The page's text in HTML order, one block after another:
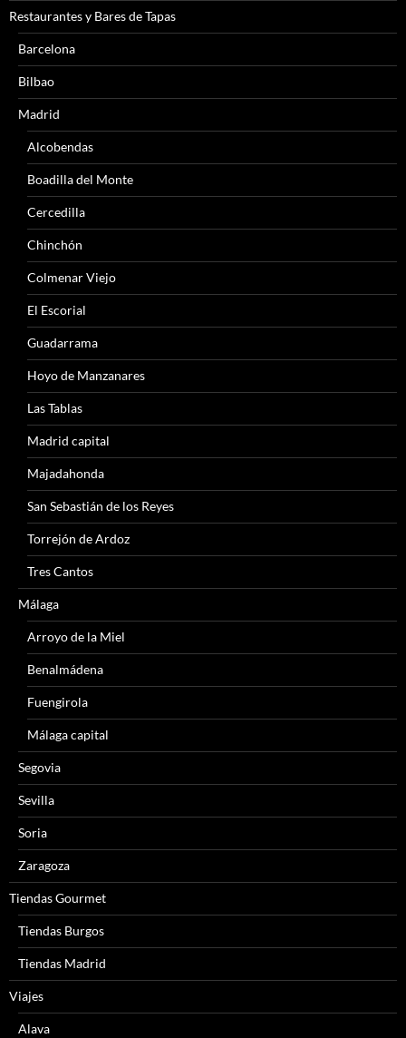
Restaurantes y Bares de Tapas
Barcelona
Bilbao
Madrid
Alcobendas
Boadilla del Monte
Cercedilla
Chinchón
Colmenar Viejo
El Escorial
Guadarrama
Hoyo de Manzanares
Las Tablas
Madrid capital
Majadahonda
San Sebastián de los Reyes
Torrejón de Ardoz
Tres Cantos
Málaga
Arroyo de la Miel
Benalmádena
Fuengirola
Málaga capital
Segovia
Sevilla
Soria
Zaragoza
Tiendas Gourmet
Tiendas Burgos
Tiendas Madrid
Viajes
Alava